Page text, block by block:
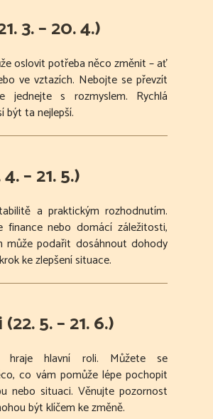
3. – 20. 4.)
oslovit potřeba něco změnit – ať
ve vztazích. Nebojte se převzít
jednejte s rozmyslem. Rychlá
být ta nejlepší.
– 21. 5.)
a praktickým rozhodnutím.
finance nebo domácí záležitosti,
může podařit dosáhnout dohody
ke zlepšení situace.
5. – 21. 6.)
hraje hlavní roli. Můžete se
co vám pomůže lépe pochopit
nebo situaci. Věnujte pozornost
být klíčem ke změně.